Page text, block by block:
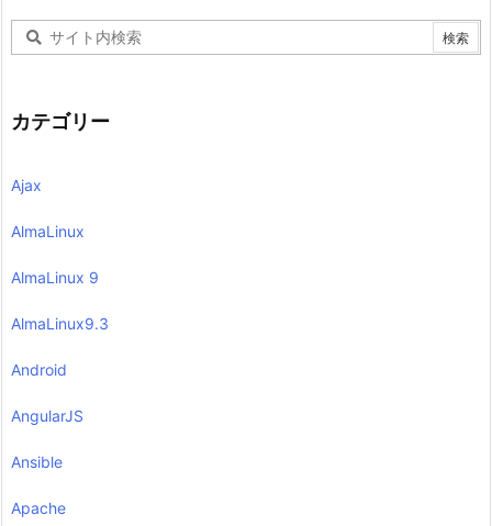
カテゴリー
Ajax
AlmaLinux
AlmaLinux 9
AlmaLinux9.3
Android
AngularJS
Ansible
Apache